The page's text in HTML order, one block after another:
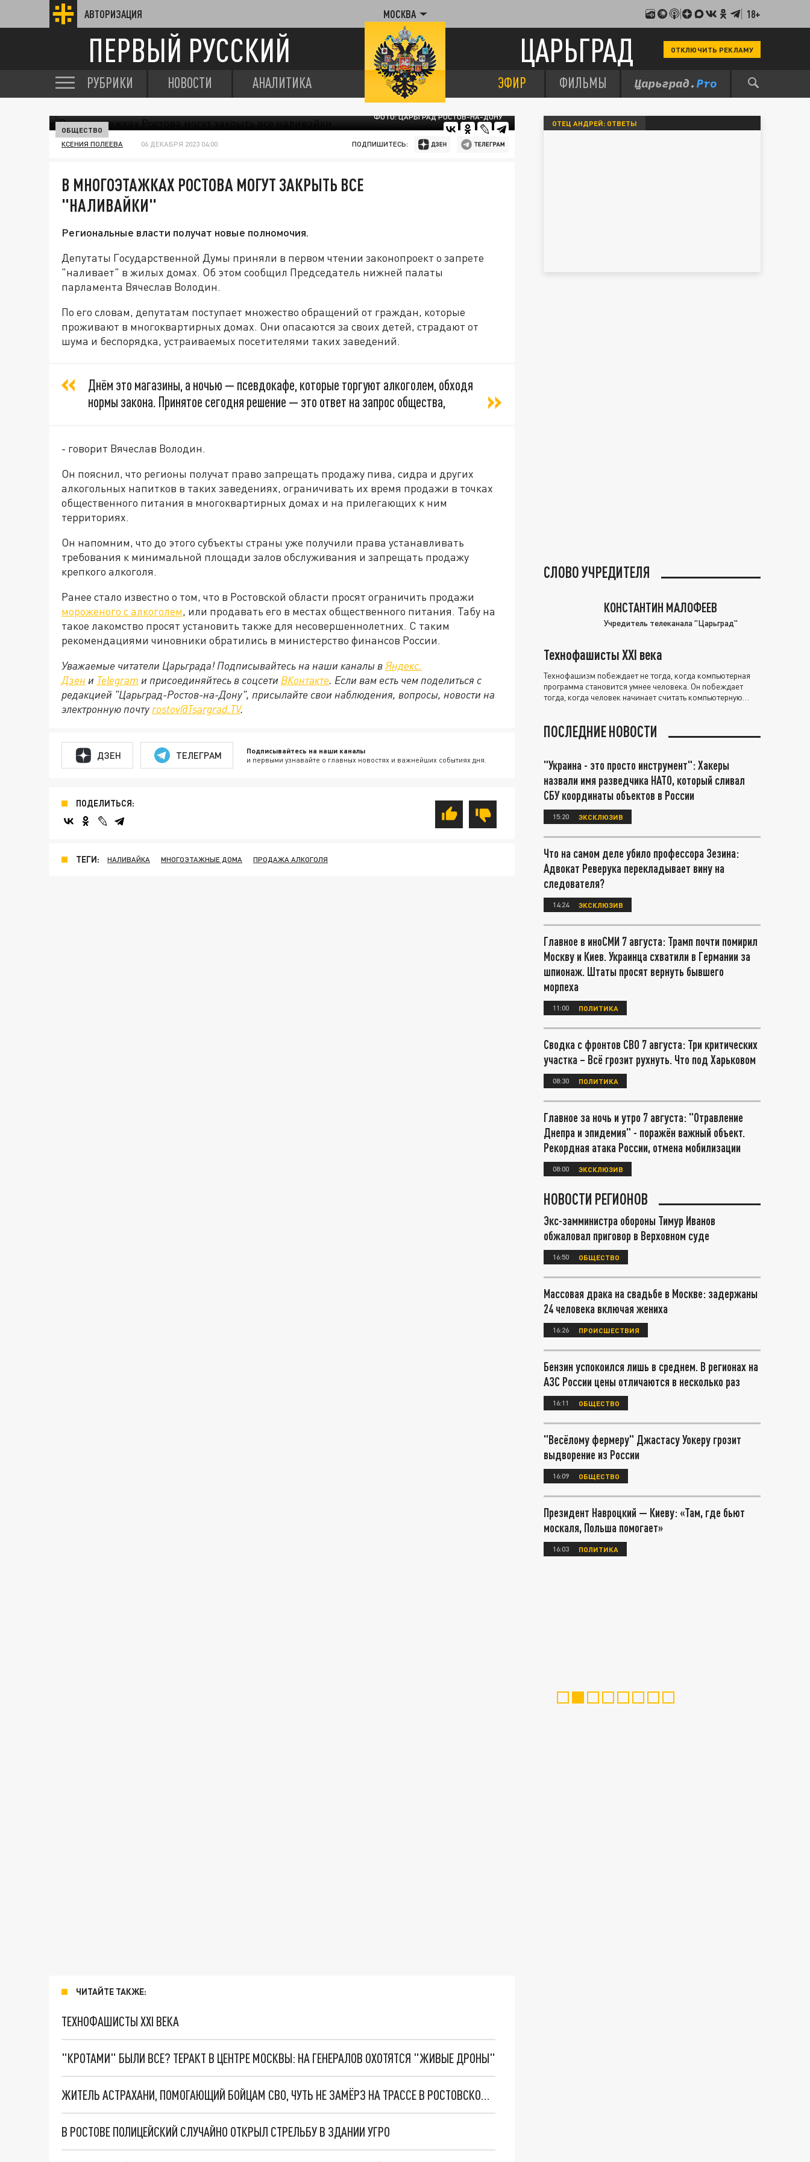
АВТОРИЗАЦИЯ МОСКВА 18+
ПЕРВЫЙ РУССКИЙ ЦАРЬГРАД ОТКЛЮЧИТЬ РЕКЛАМУ
РУБРИКИ НОВОСТИ АНАЛИТИКА ЭФИР ФИЛЬМЫ
ФОТО: ЦАРЬГРАД РОСТОВ-НА-ДОНУ
ОБЩЕСТВО
КСЕНИЯ ПОЛЕЕВА 06 ДЕКАБРЯ 2023 04:00 ПОДПИШИТЕСЬ:
В МНОГОЭТАЖКАХ РОСТОВА МОГУТ ЗАКРЫТЬ ВСЕ
"НАЛИВАЙКИ"
Региональные власти получат новые полномочия.
Депутаты Государственной Думы приняли в первом чтении законопроект о запрете
"наливает" в жилых домах. Об этом сообщил Председатель нижней палаты
парламента Вячеслав Володин.
По его словам, депутатам поступает множество обращений от граждан, которые
проживают в многоквартирных домах. Они опасаются за своих детей, страдают от
шума и беспорядка, устраиваемых посетителями таких заведений.
Днём это магазины, а ночью — псевдокафе, которые торгуют алкоголем, обходя
нормы закона. Принятое сегодня решение — это ответ на запрос общества,
- говорит Вячеслав Володин.
Он пояснил, что регионы получат право запрещать продажу пива, сидра и других
алкогольных напитков в таких заведениях, ограничивать их время продажи в точках
общественного питания в многоквартирных домах и на прилегающих к ним
территориях.
Он напомним, что до этого субъекты страны уже получили права устанавливать
требования к минимальной площади залов обслуживания и запрещать продажу
крепкого алкоголя.
Ранее стало известно о том, что в Ростовской области просят ограничить продажи
мороженого с алкоголем, или продавать его в местах общественного питания. Табу на
такое лакомство просят установить также для несовершеннолетних. С таким
рекомендациями чиновники обратились в министерство финансов России.
Уважаемые читатели Царьграда! Подписывайтесь на наши каналы вЯндекс.
Дзен и Telegram и присоединяйтесь в соцсети ВКонтакте. Если вам есть чем поделиться с
редакцией "Царьград-Ростов-на-Дону", присылайте свои наблюдения, вопросы, новости на
электронную почту rostov@Tsargrad.ТV.
ДЗЕН ТЕЛЕГРАМ Подписывайтесь на наши каналы
и первыми узнавайте о главных новостях и важнейших событиях дня.
ПОДЕЛИТЬСЯ:
ТЕГИ: НАЛИВАЙКА МНОГОЭТАЖНЫЕ ДОМА ПРОДАЖА АЛКОГОЛЯ
ЧИТАЙТЕ ТАКЖЕ:
ТЕХНОФАШИСТЫ XXI ВЕКА
"КРОТАМИ" БЫЛИ ВСЕ? ТЕРАКТ В ЦЕНТРЕ МОСКВЫ: НА ГЕНЕРАЛОВ ОХОТЯТСЯ "ЖИВЫЕ ДРОНЫ"
ЖИТЕЛЬ АСТРАХАНИ, ПОМОГАЮЩИЙ БОЙЦАМ СВО, ЧУТЬ НЕ ЗАМЁРЗ НА ТРАССЕ В РОСТОВСКОЙ ОБЛАСТИ
В РОСТОВЕ ПОЛИЦЕЙСКИЙ СЛУЧАЙНО ОТКРЫЛ СТРЕЛЬБУ В ЗДАНИИ УГРО
ОТЕЦ АНДРЕЙ: ОТВЕТЫ
СЛОВО УЧРЕДИТЕЛЯ
КОНСТАНТИН МАЛОФЕЕВ
Учредитель телеканала "Царьград"
Технофашисты XXI века
Технофашизм побеждает не тогда, когда компьютерная
программа становится умнее человека. Он побеждает
тогда, когда человек начинает считать компьютерную
ПОСЛЕДНИЕ НОВОСТИ
"Украина - это просто инструмент": Хакеры
назвали имя разведчика НАТО, который сливал
СБУ координаты объектов в России
15:20 ЭКСКЛЮЗИВ
Что на самом деле убило профессора Зезина:
Адвокат Реверука перекладывает вину на
следователя?
14:24 ЭКСКЛЮЗИВ
Главное в иноСМИ 7 августа: Трамп почти помирил
Москву и Киев. Украинца схватили в Германии за
шпионаж. Штаты просят вернуть бывшего
морпеха
11:00 ПОЛИТИКА
Сводка с фронтов СВО 7 августа: Три критических
участка – Всё грозит рухнуть. Что под Харьковом
08:30 ПОЛИТИКА
Главное за ночь и утро 7 августа: "Отравление
Днепра и эпидемия" - поражён важный объект.
Рекордная атака России, отмена мобилизации
08:00 ЭКСКЛЮЗИВ
НОВОСТИ РЕГИОНОВ
Экс-замминистра обороны Тимур Иванов
обжаловал приговор в Верховном суде
16:50 ОБЩЕСТВО
Массовая драка на свадьбе в Москве: задержаны
24 человека включая жениха
16:26 ПРОИСШЕСТВИЯ
Бензин успокоился лишь в среднем. В регионах на
АЗС России цены отличаются в несколько раз
16:11 ОБЩЕСТВО
"Весёлому фермеру" Джастасу Уокеру грозит
выдворение из России
16:09 ОБЩЕСТВО
Президент Навроцкий — Киеву: «Там, где бьют
москаля, Польша помогает»
16:03 ПОЛИТИКА